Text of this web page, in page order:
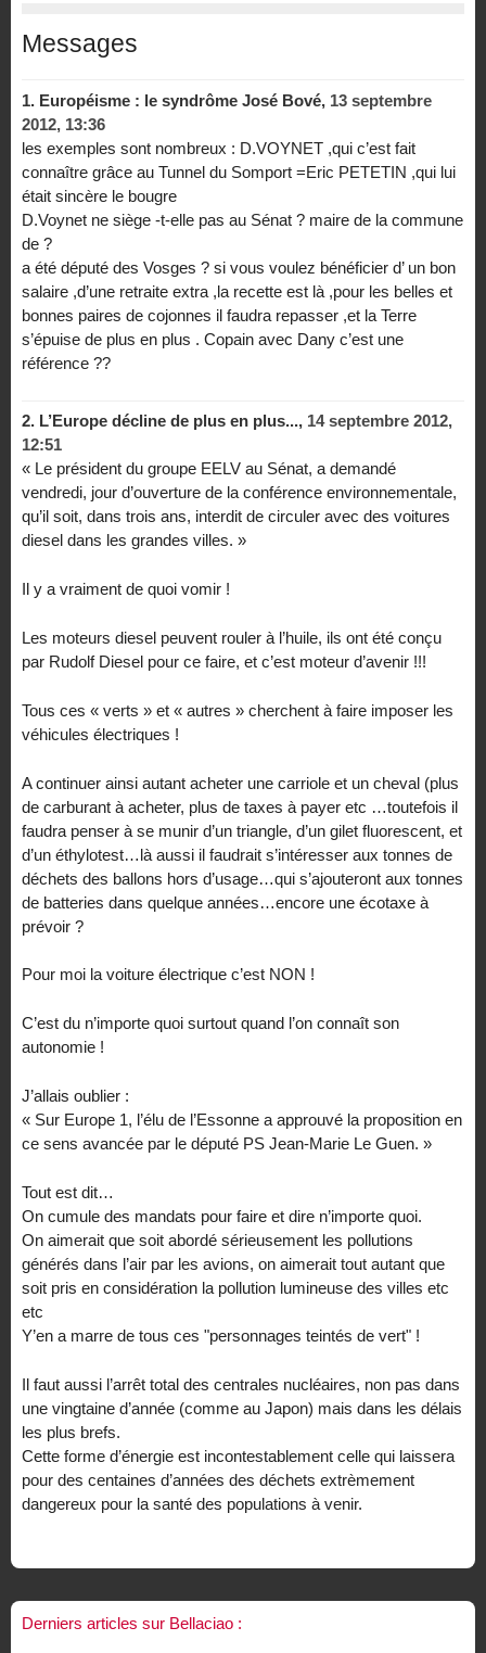
Messages
1. Européisme : le syndrôme José Bové, 13 septembre
2012, 13:36
les exemples sont nombreux : D.VOYNET ,qui c’est fait
connaître grâce au Tunnel du Somport =Eric PETETIN ,qui lui
était sincère le bougre
D.Voynet ne siège -t-elle pas au Sénat ? maire de la commune
de ?
a été député des Vosges ? si vous voulez bénéficier d’ un bon
salaire ,d’une retraite extra ,la recette est là ,pour les belles et
bonnes paires de cojonnes il faudra repasser ,et la Terre
s’épuise de plus en plus . Copain avec Dany c’est une
référence ??
2. L’Europe décline de plus en plus..., 14 septembre 2012,
12:51
« Le président du groupe EELV au Sénat, a demandé
vendredi, jour d’ouverture de la conférence environnementale,
qu’il soit, dans trois ans, interdit de circuler avec des voitures
diesel dans les grandes villes. »
Il y a vraiment de quoi vomir !
Les moteurs diesel peuvent rouler à l’huile, ils ont été conçu
par Rudolf Diesel pour ce faire, et c’est moteur d’avenir !!!
Tous ces « verts » et « autres » cherchent à faire imposer les
véhicules électriques !
A continuer ainsi autant acheter une carriole et un cheval (plus
de carburant à acheter, plus de taxes à payer etc …toutefois il
faudra penser à se munir d’un triangle, d’un gilet fluorescent, et
d’un éthylotest…là aussi il faudrait s’intéresser aux tonnes de
déchets des ballons hors d’usage…qui s’ajouteront aux tonnes
de batteries dans quelque années…encore une écotaxe à
prévoir ?
Pour moi la voiture électrique c’est NON !
C’est du n’importe quoi surtout quand l’on connaît son
autonomie !
J’allais oublier :
« Sur Europe 1, l’élu de l’Essonne a approuvé la proposition en
ce sens avancée par le député PS Jean-Marie Le Guen. »
Tout est dit…
On cumule des mandats pour faire et dire n’importe quoi.
On aimerait que soit abordé sérieusement les pollutions
générés dans l’air par les avions, on aimerait tout autant que
soit pris en considération la pollution lumineuse des villes etc
etc
Y’en a marre de tous ces "personnages teintés de vert" !
Il faut aussi l’arrêt total des centrales nucléaires, non pas dans
une vingtaine d’année (comme au Japon) mais dans les délais
les plus brefs.
Cette forme d’énergie est incontestablement celle qui laissera
pour des centaines d’années des déchets extrèmement
dangereux pour la santé des populations à venir.
Derniers articles sur Bellaciao :